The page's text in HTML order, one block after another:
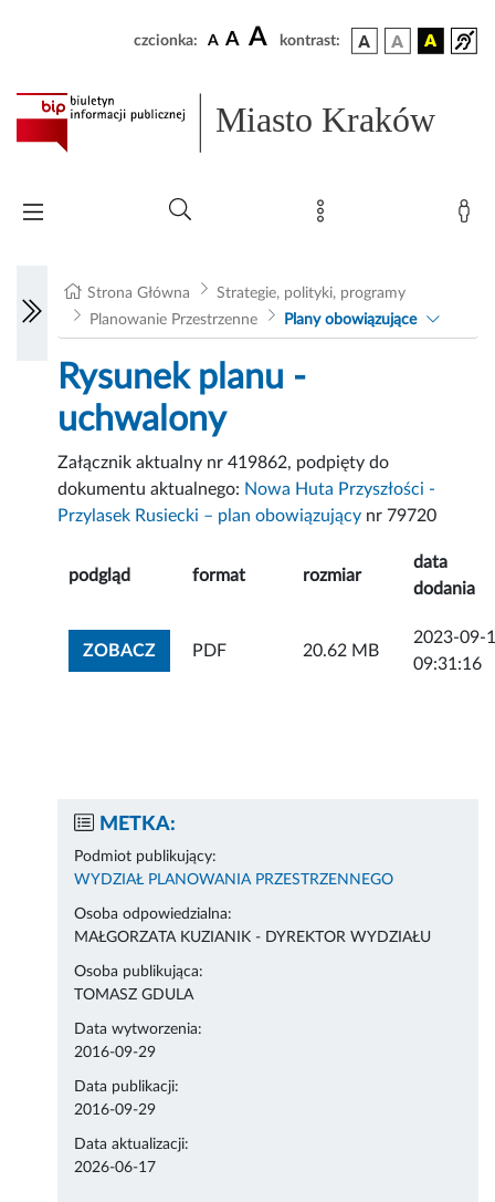
czcionka: A A A kontrast:
Miasto Kraków
Strona Główna
Strategie, polityki, programy
Planowanie Przestrzenne
Plany obowiązujące
Rysunek planu -
uchwalony
Załącznik aktualny nr 419862, podpięty do
dokumentu aktualnego: Nowa Huta Przyszłości -
Przylasek Rusiecki – plan obowiązujący nr 79720
podgląd format rozmiar
data
dodania
ZOBACZZOBACZ ZAŁĄCZNIK
PDF 20.62 MB
2023-09-
09:31:16
METKA:
Podmiot publikujący:
WYDZIAŁ PLANOWANIA PRZESTRZENNEGO
Osoba odpowiedzialna:
MAŁGORZATA KUZIANIK - DYREKTOR WYDZIAŁU
Osoba publikująca:
TOMASZ GDULA
Data wytworzenia:
2016-09-29
Data publikacji:
2016-09-29
Data aktualizacji:
2026-06-17